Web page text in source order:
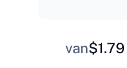
van$1.79